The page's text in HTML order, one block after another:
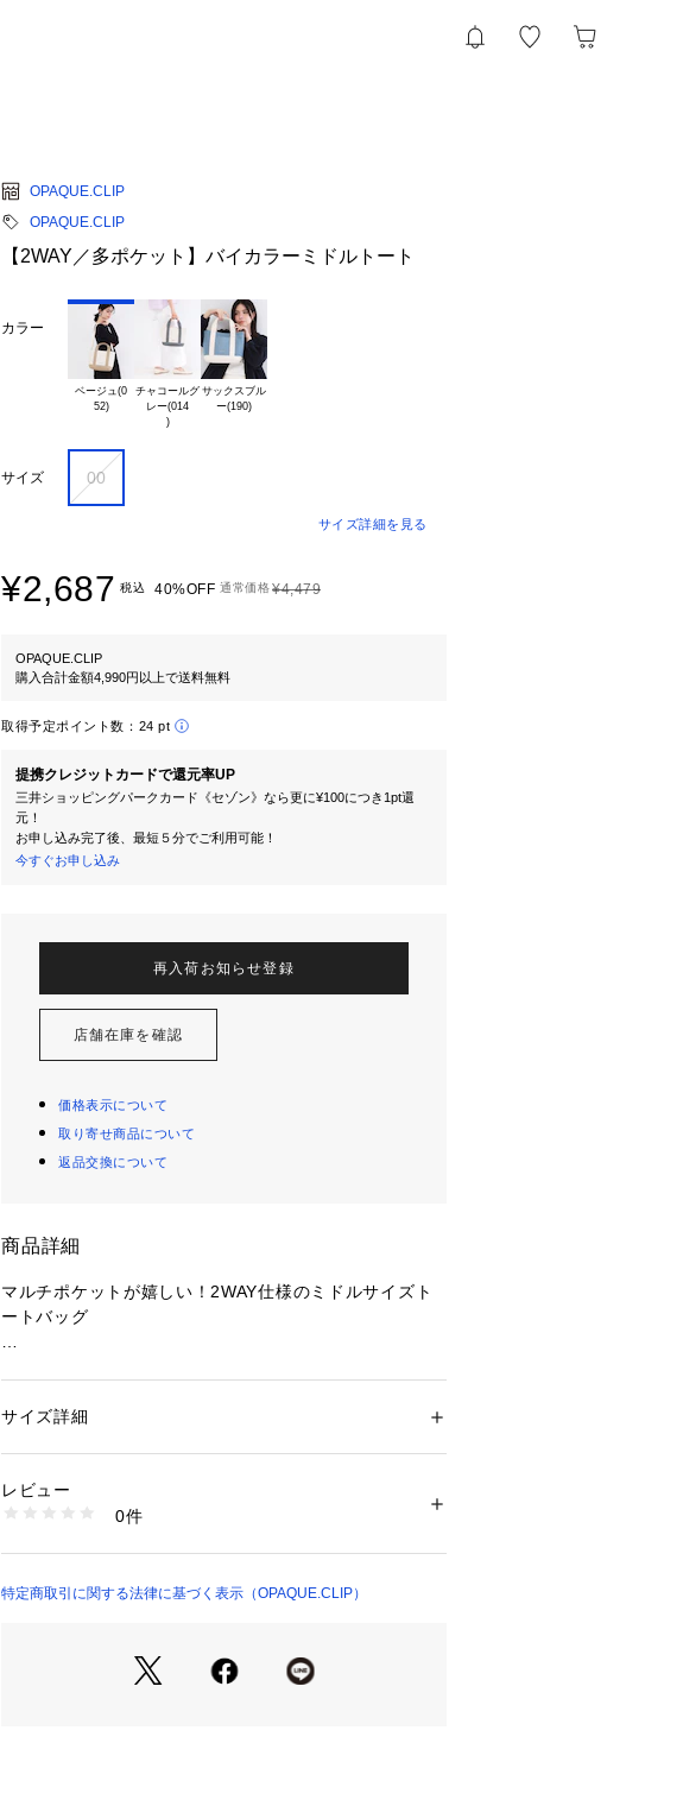
OPAQUE.CLIP
OPAQUE.CLIP
【2WAY／多ポケット】バイカラーミドルトート
カラー
ベージュ(0
52)
チャコールグ
レー(014
)
サックスブル
サイズ 00
サイズ詳細を見る
¥2,687 税込 40%OFF 通常価格¥4,479
OPAQUE.CLIP
購入合計金額4,990円以上で送料無料
取得予定ポイント数： 24 pt
提携クレジットカードで還元率UP
三井ショッピングパークカード《セゾン》なら更に¥100につき1pt還
元！
お申し込み完了後、最短５分でご利用可能！
今すぐお申し込み
再入荷お知らせ登録
店舗在庫を確認
価格表示について
取り寄せ商品について
返品交換について
商品詳細
マルチポケットが嬉しい！2WAY仕様のミドルサイズト
ートバッグ
・本体は3層に分かれていて収納しやすい仕様
に配慮
・500mlサイズのペットボトルが問題無く収まるサイズ
※ポケット数：7（うち、内ポケット：4）
普段使いしやすいカジュアルな素材を使用しながらも上
品な印象のミドルトートバッグ。
性別：レディース
商品番号：
C71-15037 （ショップ）
サイズ詳細
レビュー
0件
特定商取引に関する法律に基づく表示（OPAQUE.CLIP）